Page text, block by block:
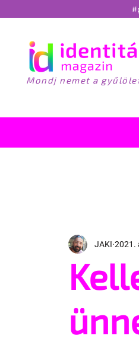
Mondj nemet a
JAKI 2021.